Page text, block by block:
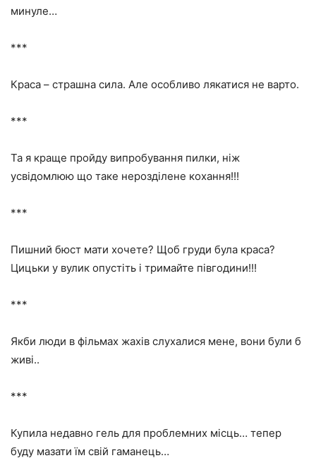
минуле…
***
Краса – страшна сила. Але особливо лякатися не варто.
***
Та я краще пройду випробування пилки, ніж
усвідомлюю що таке нерозділене кохання!!!
***
Пишний бюст мати хочете? Щоб груди була краса?
Цицьки у вулик опустіть і тримайте півгодини!!!
***
Якби люди в фільмах жахів слухалися мене, вони були б
живі..
***
Купила недавно гель для проблемних місць… тепер
буду мазати їм свій гаманець…